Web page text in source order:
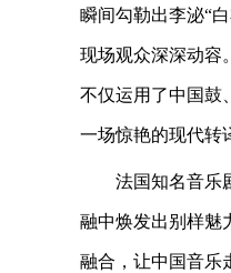
瞬间勾勒出李泌“
现场观众深深动容
不仅运用了中国鼓
一场惊艳的现代转
法国知名音乐
融中焕发出别样魅
融合，让中国音乐